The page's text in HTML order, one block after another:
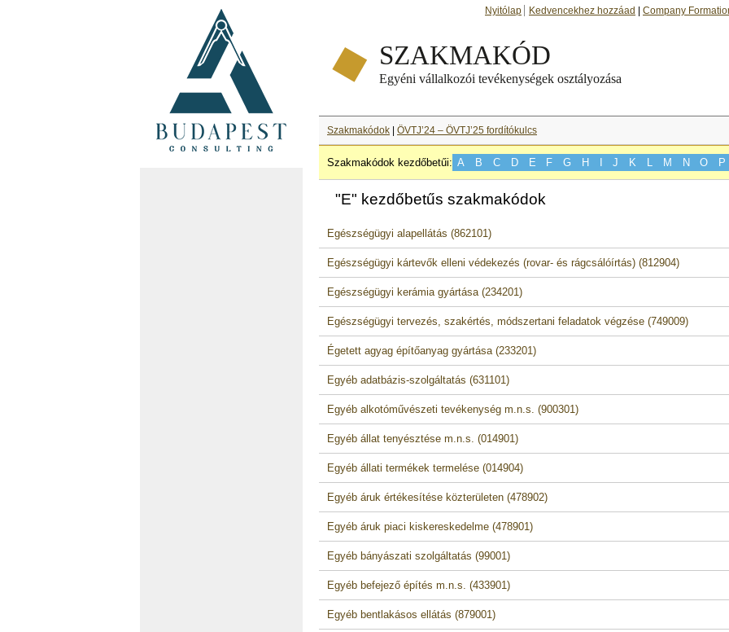
Nyitólap Kedvencekhez hozzáad Company
Szakmakódok ÖVTJ’24 – ÖVTJ’25 fordítókulcs
Szakmakódok kezdőbetűi: A B C D E F G H J K L M N O P
"E" kezdőbetűs szakmakódok
Egészségügyi alapellátás (862101)
Egészségügyi kártevők elleni védekezés (rovar- és rágcsálóírtás) (812904)
Egészségügyi kerámia gyártása (234201)
Egészségügyi tervezés, szakértés, módszertani feladatok végzése (749009)
Égetett agyag építőanyag gyártása (233201)
Egyéb adatbázis-szolgáltatás (631101)
Egyéb alkotóművészeti tevékenység m.n.s. (900301)
Egyéb állat tenyésztése m.n.s. (014901)
Egyéb állati termékek termelése (014904)
Egyéb áruk értékesítése közterületen (478902)
Egyéb áruk piaci kiskereskedelme (478901)
Egyéb bányászati szolgáltatás (99001)
Egyéb befejező építés m.n.s. (433901)
Egyéb bentlakásos ellátás (879001)